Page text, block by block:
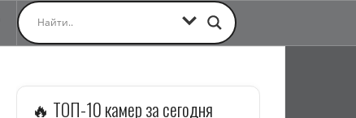
🔥 ТОП-10 камер за сегодня